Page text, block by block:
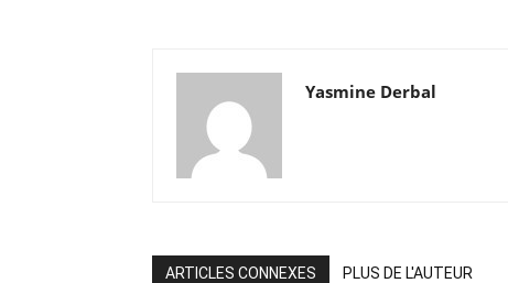
Yasmine Derbal
ARTICLES CONNEXES PLUS DE L'AUTEUR